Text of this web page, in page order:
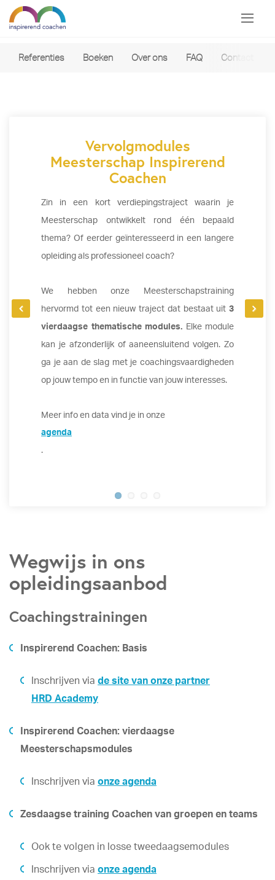
Referenties Boeken Over ons FAQ Contact
Vervolgmodules
Meesterschap Inspirerend
Coachen
Zin in een kort verdiepingstraject waarin je
Meesterschap ontwikkelt rond één bepaald
thema? Of eerder geïnteresseerd in een langere
opleiding als professioneel coach?
We hebben onze Meesterschapstraining
hervormd tot een nieuw traject dat bestaat uit 3
vierdaagse thematische modules. Elke module
kan je afzonderlijk of aaneensluitend volgen. Zo
ga je aan de slag met je coachingsvaardigheden
op jouw tempo en in functie van jouw interesses.
Meer info en data vind je in onze
agenda
.
Wegwijs in ons
opleidingsaanbod
Coachingstrainingen
Inspirerend Coachen: Basis
Inschrijven via de site van onze partner
HRD Academy
Inspirerend Coachen: vierdaagse
Meesterschapsmodules
Inschrijven via onze agenda
Zesdaagse training Coachen van groepen en teams
Ook te volgen in losse tweedaagsemodules
Inschrijven via onze agenda